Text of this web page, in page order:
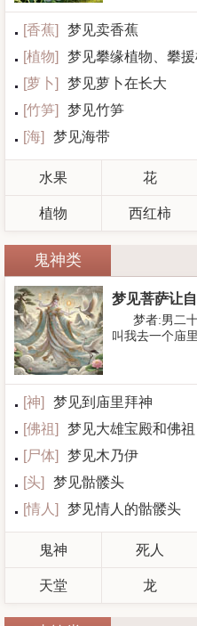
[香蕉]
梦见卖香蕉
[植物]
梦见攀缘植物、攀
[萝卜]
梦见萝卜在长大
[竹笋]
梦见竹笋
[海] 梦见海带
水果 花
植物 西红柿
鬼神类
梦见菩萨让
梦者:男二
叫我去一个庙
[神]
梦见到庙里拜神
[佛祖]
梦见大雄宝殿和佛祖
[尸体]
梦见木乃伊
[头]
梦见骷髅头
[情人 ] 梦见情人的骷髅头
鬼神 死人
天堂 龙